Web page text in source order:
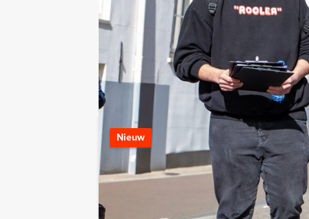
Bel mij terug
Bekijk printbare versie
Combineer dit uitje met:
Crime City
Nieuw
Vanaf 12 personen ‐
Ontdek de Crime
combinatie met